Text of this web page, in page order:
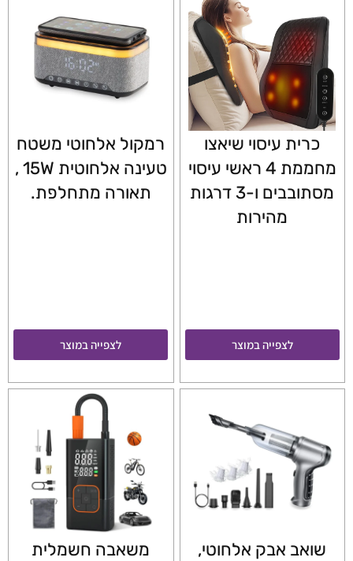
כרית עיסוי שיאצו
מחממת 4 ראשי עיסוי
מסתובבים ו-3 דרגות
מהירות
לצפייה במוצר
רמקול אלחוטי משטח
טעינה אלחוטית 15W ,
תאורה מתחלפת.
לצפייה במוצר
שואב אבק אלחוטי,
משאבה חשמלית